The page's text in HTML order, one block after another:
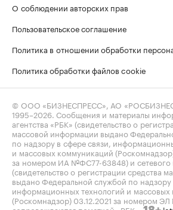
О соблюдении авторских прав
Пользовательское соглашение
Политика в отношении обработки
Политика обработки файлов cookie
© ООО «БИЗНЕСПРЕСС», АО
1995–2026 . Сообщения и материалы
агентства «РБК» (свидетельство о
массовой информации выдано
по надзору в сфере связи,
и массовых коммуникаций
за номером ИА №ФС77-63848) и сетевого
(свидетельство о регистрации средства
выдано Федеральной службой по надзору
информационных технологий и
(Роскомнадзор) 03.12.2021 за номером